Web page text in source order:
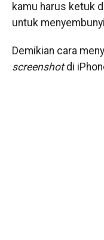
kamu harus ketuk
untuk
Demikian cara
screenshotdi